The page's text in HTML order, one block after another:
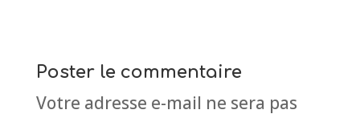
Poster le commentaire
Votre adresse e-mail ne sera pas